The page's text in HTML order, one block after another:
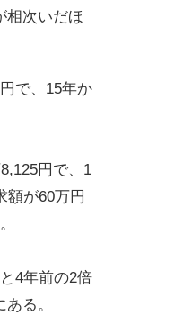
相次いだほ
で、15年か
円で、1
額が60万円
4年前の2倍
る。